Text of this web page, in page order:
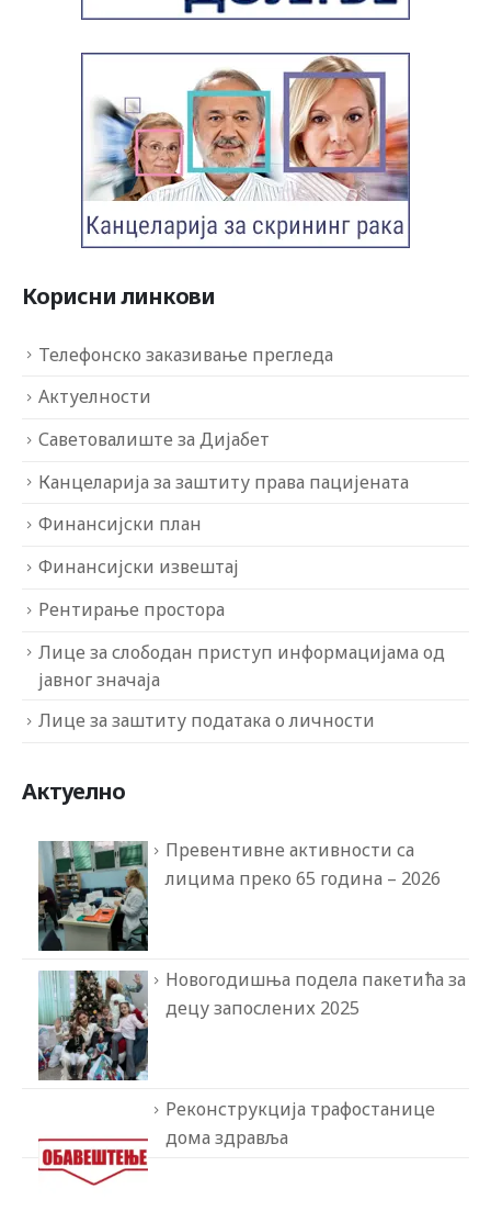
Корисни линкови
Телефонско заказивање прегледа
Актуелности
Саветовалиште за Дијабет
Канцеларија за заштиту права пацијената
Финансијски план
Финансијски извештај
Рентирање простора
Лице за слободан приступ информацијама од
јавног значаја
Лице за заштиту података о личности
Актуелно
Превентивне активности са
лицима преко 65 година – 2026
Новогодишња подела пакетића за
децу запослених 2025
Реконструкција трафостанице
дома здравља